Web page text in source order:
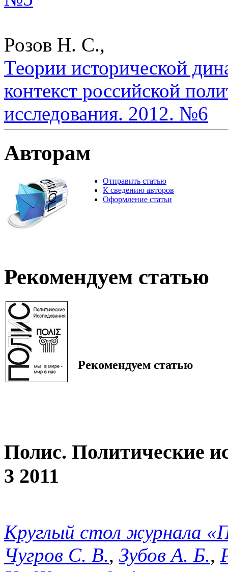
Розов Н. С.,
Теории исторической
контекст российской
исследования. 2012. №6
Авторам
Отправить статью
К сведению авторов
Оформление статьи
Рекомендуем статью
Рекомендуем статью
Полис. Политические
3 2011
Круглый стол журнала
Чугров С. В., Зубов А. Б.,